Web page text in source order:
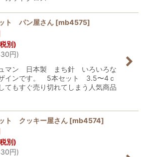
ト パン屋さん [mb4575]
別)
円)
マン 日本製 まち針 いろいろな
インです。 5本セット 3.5〜4ｃ
もすぐ売り切れてしまう人気商品
ト クッキー屋さん [mb4574]
別)
円)